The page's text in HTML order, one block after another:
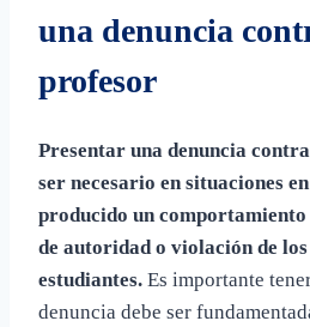
una denuncia
profesor
Presentar una denuncia
ser necesario en situaciones
producido un
de autoridad o violación de los
estudiantes. Es importante
denuncia debe ser